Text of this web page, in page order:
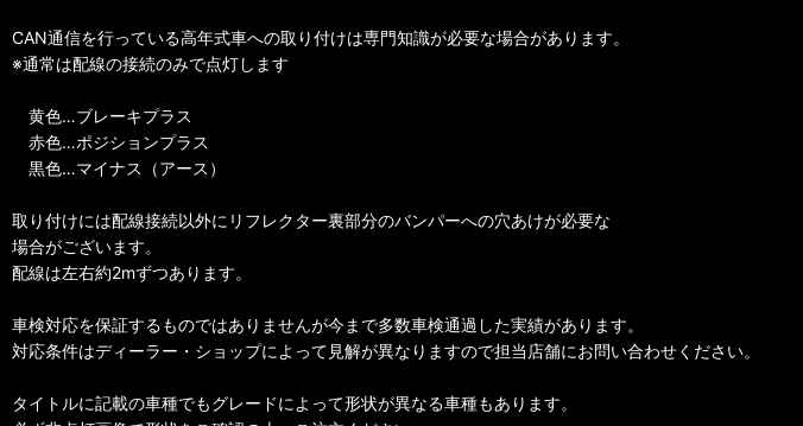
CAN通信を行っている高年式車への取り付けは専門知識が必要な場合があります。
※通常は配線の接続のみで点灯します
黄色…ブレーキプラス
赤色…ポジションプラス
黒色…マイナス（アース）
取り付けには配線接続以外にリフレクター裏部分のバンパーへの穴あけが必要な
場合がございます。
配線は左右約2mずつあります。
車検対応を保証するものではありませんが今まで多数車検通過した実績があります。
対応条件はディーラー・ショップによって見解が異なりますので担当店舗にお問い合わせください。
タイトルに記載の車種でもグレードによって形状が異なる車種もあります。